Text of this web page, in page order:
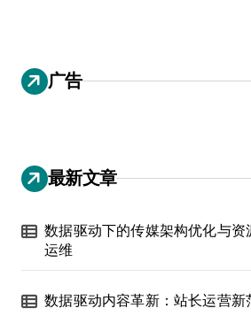
广告
最新文章
数据驱动下的传媒架构优化与资
运维
数据驱动内容革新：站长运营新